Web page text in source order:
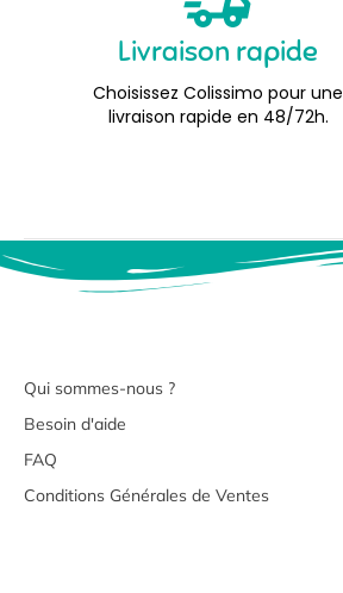
Livraison rapide
Choisissez Colissimo pour une
livraison rapide en 48/72h.
Qui sommes-nous ?
Besoin d'aide
FAQ
Conditions Générales de Ventes